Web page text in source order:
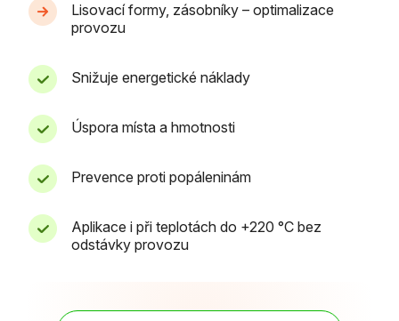
Lisovací formy, zásobníky – optimalizace
provozu
Snižuje energetické náklady
Úspora místa a hmotnosti
Prevence proti popáleninám
Aplikace i při teplotách do +220 °C bez
odstávky provozu